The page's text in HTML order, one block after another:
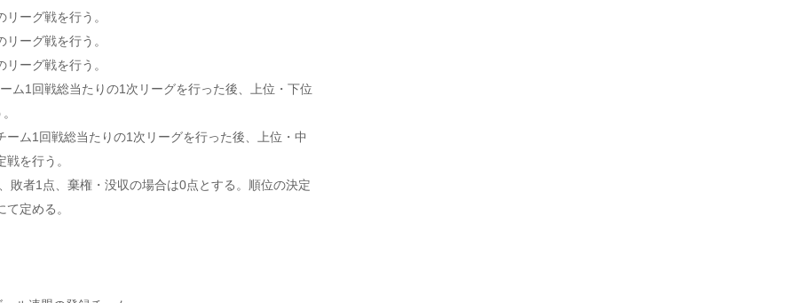
ーグ戦を行う。
ーグ戦を行う。
ーグ戦を行う。
ム1回戦総当たりの1次リーグを行った後、上位・下位
ム1回戦総当たりの1次リーグを行った後、上位・中
を行う。
敗者1点、棄権・没収の場合は0点とする。順位の決定
定める。